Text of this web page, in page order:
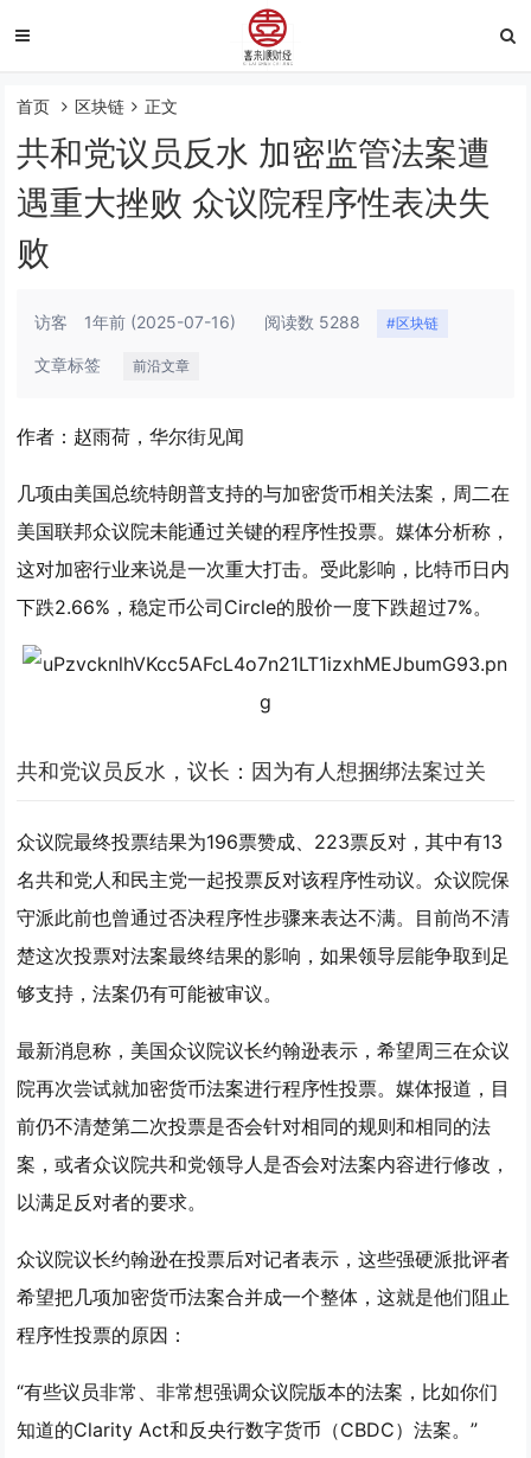
首页 区块链 正文
共和党议员反水 加密监管法案遭
遇重大挫败 众议院程序性表决失
败
访客 1年前 (2025-07-16) 阅读数 5288 #区块链
文章标签 前沿文章
作者：赵雨荷，华尔街见闻
几项由美国总统特朗普支持的与加密货币相关法案，周二在
美国联邦众议院未能通过关键的程序性投票。媒体分析称，
这对加密行业来说是一次重大打击。受此影响，比特币日内
下跌2.66%，稳定币公司Circle的股价一度下跌超过7%。
共和党议员反水，议长：因为有人想捆绑法案过关
众议院最终投票结果为196票赞成、223票反对，其中有13
名共和党人和民主党一起投票反对该程序性动议。众议院保
守派此前也曾通过否决程序性步骤来表达不满。目前尚不清
楚这次投票对法案最终结果的影响，如果领导层能争取到足
够支持，法案仍有可能被审议。
最新消息称，美国众议院议长约翰逊表示，希望周三在众议
院再次尝试就加密货币法案进行程序性投票。媒体报道，目
前仍不清楚第二次投票是否会针对相同的规则和相同的法
案，或者众议院共和党领导人是否会对法案内容进行修改，
以满足反对者的要求。
众议院议长约翰逊在投票后对记者表示，这些强硬派批评者
希望把几项加密货币法案合并成一个整体，这就是他们阻止
程序性投票的原因：
“有些议员非常、非常想强调众议院版本的法案，比如你们
知道的Clarity Act和反央行数字货币（CBDC）法案。”